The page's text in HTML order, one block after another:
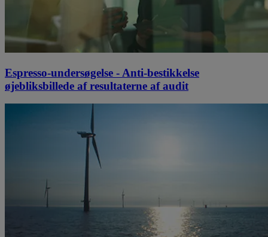
Espresso-undersøgelse - Anti-bestikkelse
øjebliksbillede af resultaterne af audit